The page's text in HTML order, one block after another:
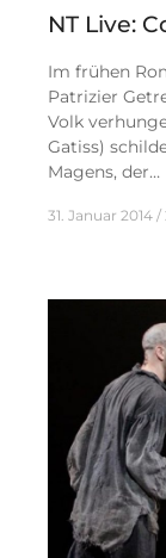
NT Live:
Im frühen
Patrizier
Volk
Gatiss)
Magens, der…
31. Januar 2014